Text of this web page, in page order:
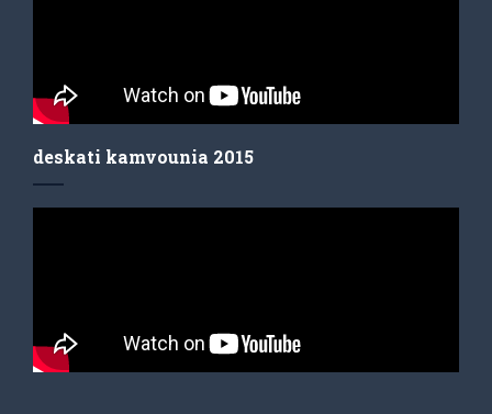
deskati kamvounia 2015